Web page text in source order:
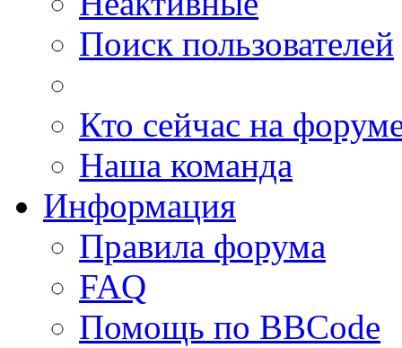
Поиск пользователей
Кто сейчас на
Наша команда
Информация
Правила форума
FAQ
Помощь по BBCode